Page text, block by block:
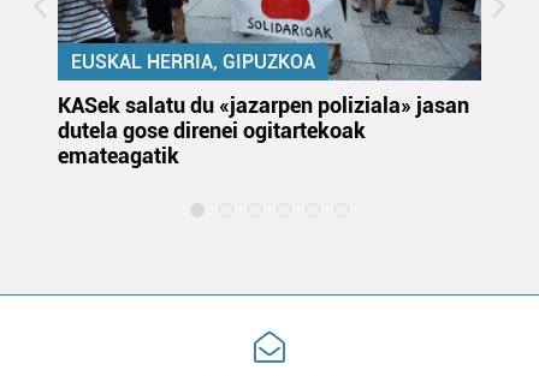
EUSKAL HERRIA, GIPUZKOA
KASek salatu du «jazarpen poliziala» jasan
dutela gose direnei ogitartekoak
emateagatik